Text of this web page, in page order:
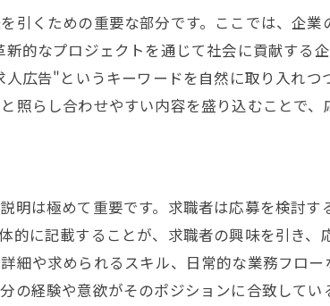
引くための重要な部分です。ここでは、企
的なプロジェクトを通じて社会に貢献する
広告"というキーワードを自然に取り入れ
照らし合わせやすい内容を盛り込むことで、
明は極めて重要です。求職者は応募を検討
的に記載することが、求職者の興味を引き
細や求められるスキル、日常的な業務フロ
の経験や意欲がそのポジションに合致して